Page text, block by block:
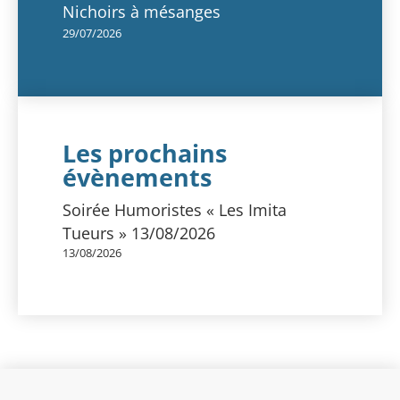
Nichoirs à mésanges
29/07/2026
Les prochains
évènements
Soirée Humoristes « Les Imita
Tueurs » 13/08/2026
13/08/2026